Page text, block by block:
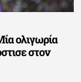
ολιγωρία
στον